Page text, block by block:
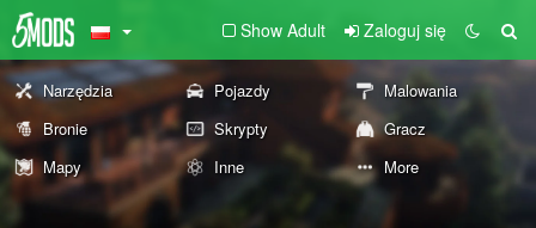
Show Adult Zaloguj się
Narzędzia Pojazdy
Malowania
Bronie
Skrypty
Gracz
Mapy
Inne More